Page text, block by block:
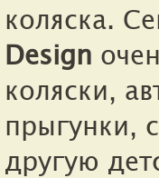
коляска.
Design
коляски,
прыгунки,
другую